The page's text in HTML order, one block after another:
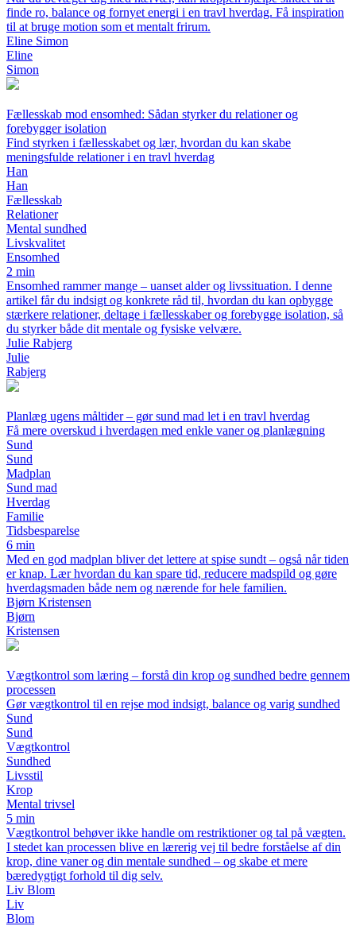
finde ro, balance og fornyet energi i en travl hverdag. Få inspiration
til at bruge motion som et mentalt frirum.
Eline Simon
Eline
Simon
Fællesskab mod ensomhed: Sådan styrker du relationer og
forebygger isolation
Find styrken i fællesskabet og lær, hvordan du kan skabe
meningsfulde relationer i en travl hverdag
Han
Han
Fællesskab
Relationer
Mental sundhed
Livskvalitet
Ensomhed
2 min
Ensomhed rammer mange – uanset alder og livssituation. I denne
artikel får du indsigt og konkrete råd til, hvordan du kan opbygge
stærkere relationer, deltage i fællesskaber og forebygge isolation, så
du styrker både dit mentale og fysiske velvære.
Julie Rabjerg
Julie
Rabjerg
Planlæg ugens måltider – gør sund mad let i en travl hverdag
Få mere overskud i hverdagen med enkle vaner og planlægning
Sund
Sund
Madplan
Sund mad
Hverdag
Familie
Tidsbesparelse
6 min
Med en god madplan bliver det lettere at spise sundt – også når tiden
er knap. Lær hvordan du kan spare tid, reducere madspild og gøre
hverdagsmaden både nem og nærende for hele familien.
Bjørn Kristensen
Bjørn
Kristensen
Vægtkontrol som læring – forstå din krop og sundhed bedre gennem
processen
Gør vægtkontrol til en rejse mod indsigt, balance og varig sundhed
Sund
Sund
Vægtkontrol
Sundhed
Livsstil
Krop
Mental trivsel
5 min
Vægtkontrol behøver ikke handle om restriktioner og tal på vægten.
I stedet kan processen blive en lærerig vej til bedre forståelse af din
krop, dine vaner og din mentale sundhed – og skabe et mere
bæredygtigt forhold til dig selv.
Liv Blom
Liv
Blom